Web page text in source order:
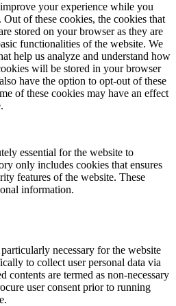
your experience while you
of these cookies, the cookies that
stored on your browser as they are
functionalities of the website. We
help us analyze and understand how
will be stored in your browser
have the option to opt-out of these
of these cookies may have an effect
essential for the website to
only includes cookies that ensures
features of the website. These
information.
necessary for the website
to collect user personal data via
contents are termed as non-necessary
user consent prior to running